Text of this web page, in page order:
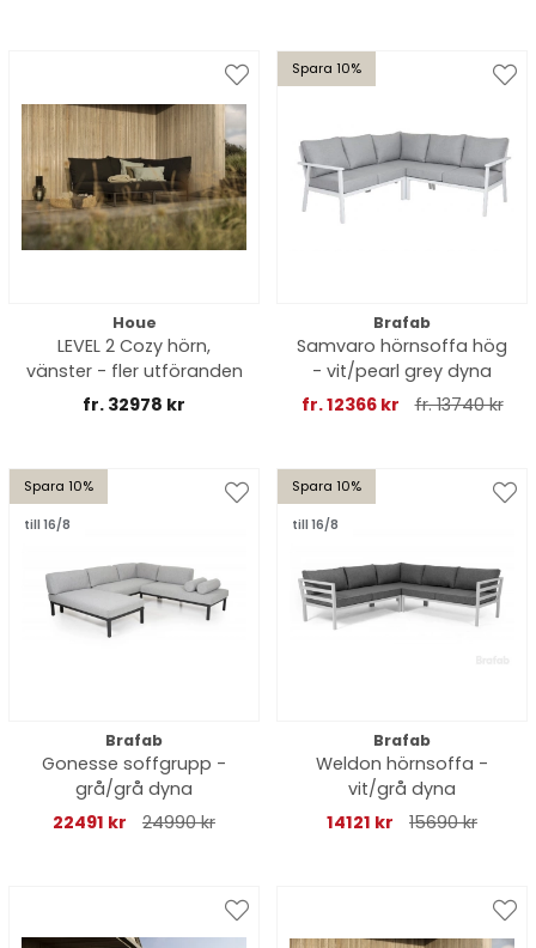
Houe
LEVEL 2 Cozy hörn,
vänster - fler utföranden
fr. 32978 kr
Spara 10%
Brafab
Samvaro hörnsoffa hög
- vit/pearl grey dyna
fr. 12366 kr
fr. 13740 kr
Spara 10%
till 16/8
Brafab
Gonesse soffgrupp -
grå/grå dyna
22491 kr
24990 kr
Spara 10%
till 16/8
Brafab
Weldon hörnsoffa -
vit/grå dyna
14121 kr
15690 kr